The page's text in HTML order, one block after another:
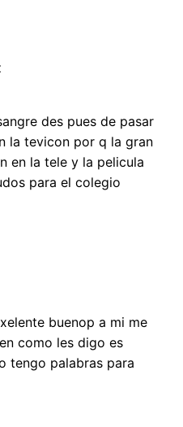
des pues de pasar
la tevicon por q la gran
en la tele y la pelicula
para el colegio
buenop a mi me
como les digo es
tengo palabras para